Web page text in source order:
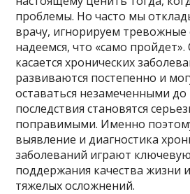
проблемы. Но часто мы
врачу, игнорируем
надеемся, что «само
касается хронических
развиваются постепенно и
оставаться незамеченными
последствия становятся
поправимыми. Именно
выявление и диагностика
заболеваний играют
поддержания качества жизни
тяжелых осложнений.